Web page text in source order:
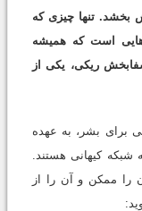
بخشد. تنها چیزی که
هایی است که همیشه
ریکی، یکی از
برای بشر، به عهده
کیهانی هستند.
را ممکن و آن را از